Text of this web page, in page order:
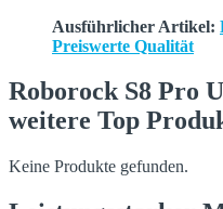
Ausführlicher Artikel:
Preiswerte Qualität
Roborock S8 Pro
weitere Top
Keine Produkte gefunden.